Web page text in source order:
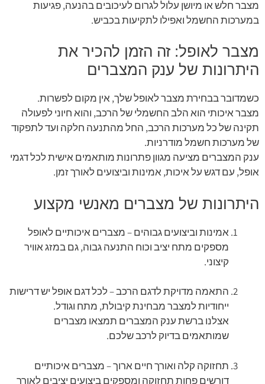
מצבר חלש או מיושן עלול לגרום לעיכובים בהנעה, פגיעות
במערכות החשמל ואפילו לתקיעות בכביש.
מצבר לאופל: זה הזמן להכיר את
היתרונות של ענק המצברים
כשמדובר בבחירת מצבר לאופל שלך, אין מקום לפשרות.
מצבר איכותי הוא הלב החשמלי של הרכב, והוא חיוני לפעולה
תקינה של כל מערכות הרכב, החל מהתנעה חלקה ועד לתפקוד
של מערכות חשמל מודרניות.
ענק המצברים מציעה מגוון פתרונות מותאמים אישית לכל דגמי
אופל, עם דגש על איכות, אמינות וביצועים לאורך זמן.
היתרונות של מצברים מאנשי מקצוע
אמינות וביצועים גבוהים – מצברים איכותיים לאופל
מספקים מתח יציב וכוח התנעה גבוה, גם במזג אוויר
קיצוני.
התאמה מדויקת לדגם הרכב – לכל דגם אופל יש דרישות
ייחודיות למצבר מבחינת קיבולת, מתח וגודל.
אצלנו ברשת ענק המצברים תמצאו מצברים
שמותאמים בדיוק לרכב שלכם.
תחזוקה קלה ואורך חיים ארוך – מצברים איכותיים
דורשים פחות תחזוקה ומספקים ביצועים יציבים לאורך